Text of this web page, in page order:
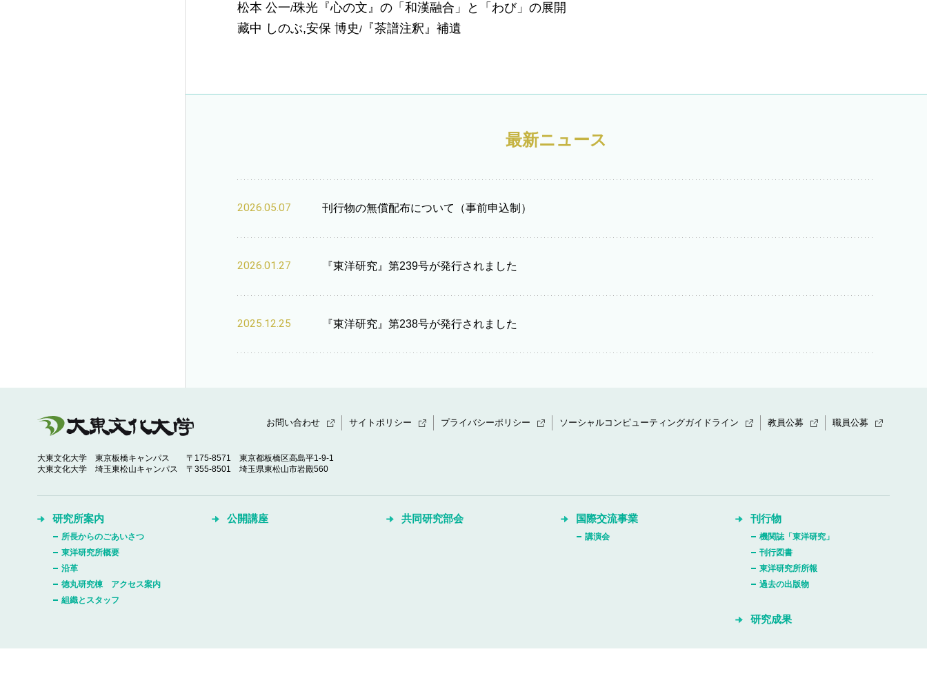
松本 公一/珠光『心の文』の「和漢融合」と「わび」の展開
藏中 しのぶ,安保 博史/『茶譜注釈』補遺
最新ニュース
2026.05.07 刊行物の無償配布について（事前申込制）
2026.01.27 『東洋研究』第239号が発行されました
2025.12.25 『東洋研究』第238号が発行されました
大東文化大学 東京板橋キャンパス
〒175-8571 東京都板橋区高島平1-9-1
大東文化大学 埼玉東松山キャンパス
〒355-8501 埼玉県東松山市岩殿560
お問い合わせ サイトポリシー プライバシーポリシー ソーシャルコンピューティングガイドライン 教員公募 職員公募
研究所案内
所長からのごあいさつ
東洋研究所概要
沿革
徳丸研究棟 アクセス案内
組織とスタッフ
公開講座 共同研究部会 国際交流事業
講演会
刊行物
機関誌「東洋研究」
刊行図書
東洋研究所所報
過去の出版物
研究成果